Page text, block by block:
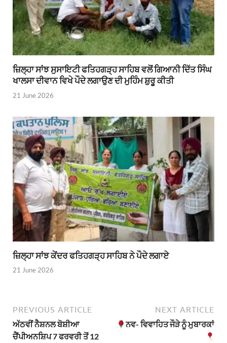
ਜ਼ਿਲ੍ਹਾ ਸਾਂਝ ਸੁਸਾਇਟੀ ਫਤਿਹਗੜ੍ਹ ਸਾਹਿਬ ਵਲੋਂ ਗਿਆਨੀ ਦਿੱਤ ਸਿੰਘ
ਖਾਲਸਾ ਦੀਵਾਨ ਵਿਖੇ ਪੌਦੇ ਲਗਾਉਣ ਦੀ ਮੁਹਿੰਮ ਸ਼ੁਰੂ ਕੀਤੀ
21 June 2026
ਜ਼ਿਲ੍ਹਾ ਸਾਂਝ ਕੇਂਦਰ ਫਤਿਹਗੜ੍ਹ ਸਾਹਿਬ ਨੇ ਪੌਦੇ ਲਗਾਏ
21 June 2026
PREVIOUS ARTICLE
ਅੱਠਵੀਂ ਨੈਸ਼ਨਲ ਬੋਸ਼ੀਆ
ਚੈਂਪੀਅਨਸ਼ਿਪ 7 ਫਰਵਰੀ ਤੋਂ 12
NEXT ARTICLE
ਨਵ- ਵਿਵਾਹਿਤ ਜੌੜੇ ਨੂੰ ਮੁਬਾਰਕਾਂ